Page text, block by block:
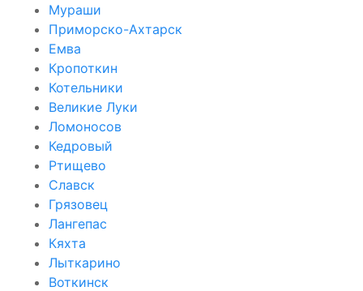
Мураши
Приморско-Ахтарск
Емва
Кропоткин
Котельники
Великие Луки
Ломоносов
Кедровый
Ртищево
Славск
Грязовец
Лангепас
Кяхта
Лыткарино
Воткинск